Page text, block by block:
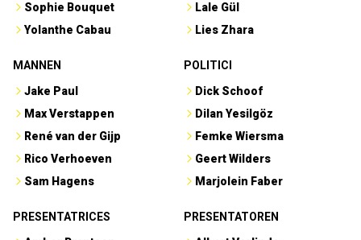
Sophie Bouquet
Yolanthe Cabau
Lale Gül
Lies Zhara
MANNEN
Jake Paul
Max Verstappen
René van der Gijp
Rico Verhoeven
Sam Hagens
POLITICI
Dick Schoof
Dilan Yesilgöz
Femke Wiersma
Geert Wilders
Marjolein Faber
PRESENTATRICES
PRESENTATOREN